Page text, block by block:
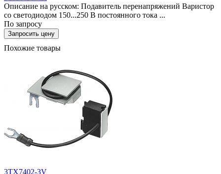
Описание на русском: Подавитель перенапряжений Варистор
со светодиодом 150...250 В постоянного тока ...
По запросу
Запросить цену
Похожие товары
3TX7402-3V